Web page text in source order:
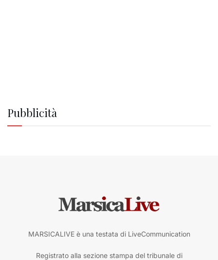
Pubblicità
MARSICALIVE è una testata di LiveCommunication
Registrato alla sezione stampa del tribunale di